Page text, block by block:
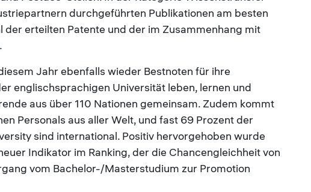
durchgeführten Publikationen am besten
der erteilten Patente und der im Zusammenhang mit
Jahr ebenfalls wieder Bestnoten für ihre
englischsprachigen Universität leben, lernen und
aus über 110 Nationen gemeinsam. Zudem kommt
Personals aus aller Welt, und fast 69 Prozent der
sind international. Positiv hervorgehoben wurde
Indikator im Ranking, der die Chancengleichheit von
vom Bachelor-/Masterstudium zur Promotion